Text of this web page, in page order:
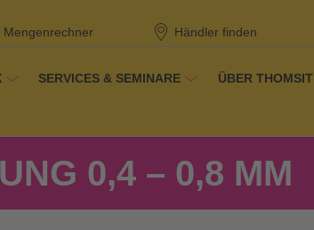
Mengenrechner Händler finden
SERVICES & SEMINARE ÜBER THOMSIT
0,4 – 0,8 MM